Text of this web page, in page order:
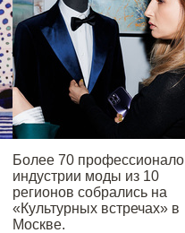
Более 70
индустрии моды из 10
регионов собрались на
«Культурных встречах» в
Москве.